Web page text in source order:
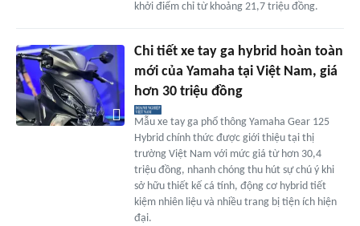
khởi điểm chỉ từ khoảng 21,7 triệu đồng.
Chi tiết xe tay ga hybrid hoàn toàn
mới của Yamaha tại Việt Nam, giá
hơn 30 triệu đồng
Mẫu xe tay ga phổ thông Yamaha Gear 125
Hybrid chính thức được giới thiệu tại thị
trường Việt Nam với mức giá từ hơn 30,4
triệu đồng, nhanh chóng thu hút sự chú ý khi
sở hữu thiết kế cá tính, động cơ hybrid tiết
kiệm nhiên liệu và nhiều trang bị tiện ích hiện
đại.